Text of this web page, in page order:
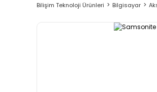
Bilişim Teknoloji Ürünleri Bilgisayar